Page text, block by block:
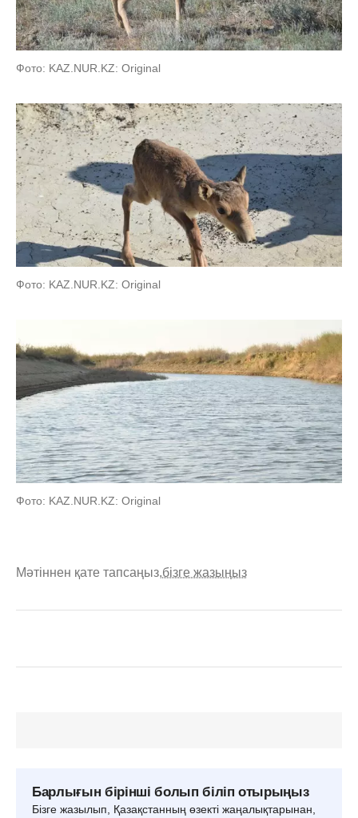
Фото: KAZ.NUR.KZ: Original
Фото: KAZ.NUR.KZ: Original
Фото: KAZ.NUR.KZ: Original
Мәтіннен қате тапсаңыз,бізге жазыңыз
Барлығын бірінші болып біліп отырыңыз
Бізге жазылып, Қазақстанның өзекті жаңалықтарынан,